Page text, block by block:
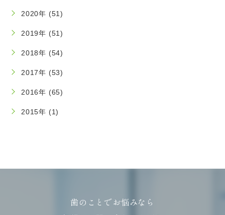
2020年 (51)
2019年 (51)
2018年 (54)
2017年 (53)
2016年 (65)
2015年 (1)
歯のことでお悩みなら